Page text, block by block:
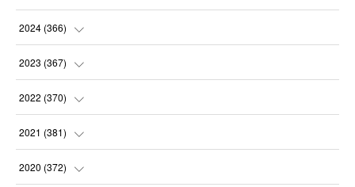
(31
(30
(31
(31
(30
(31
(30
2024 (366)
(32
(30
(31
(30
2023 (367)
(31
(31
(31
2022 (370)
(31
(31
2021 (381)
(35
2020 (372)